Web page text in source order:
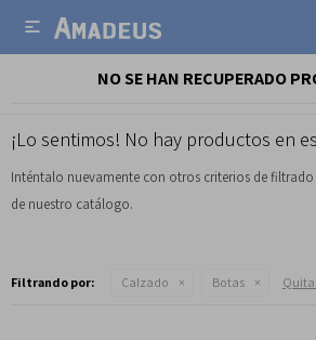

NO SE HAN RECUPERADO
¡Lo sentimos! No hay productos en
Inténtalo nuevamente con otros criterios de
de nuestro catálogo.
Filtrando por: Calzado Botas